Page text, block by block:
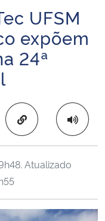
UFSM
expõem
24ª
Copiar para área
. Atualizado